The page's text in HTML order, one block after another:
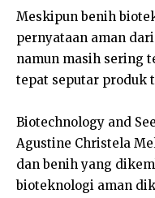
Meskipun benih
pernyataan aman
namun masih sering
tepat seputar produk
Biotechnology and
Agustine Christela
dan benih yang
bioteknologi aman